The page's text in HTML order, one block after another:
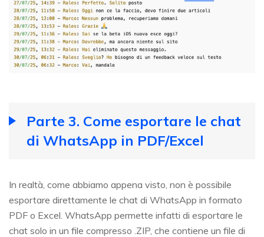
Parte 3. Come esportare le chat
di WhatsApp in PDF/Excel
In realtà, come abbiamo appena visto, non è possibile
esportare direttamente le chat di WhatsApp in formato
PDF o Excel. WhatsApp permette infatti di esportare le
chat solo in un file compresso .ZIP, che contiene un file di